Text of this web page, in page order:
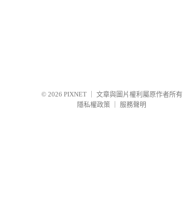
© 2026 PIXNET
文章與圖片權利屬原作者所有
隱私權政策
服務聲明